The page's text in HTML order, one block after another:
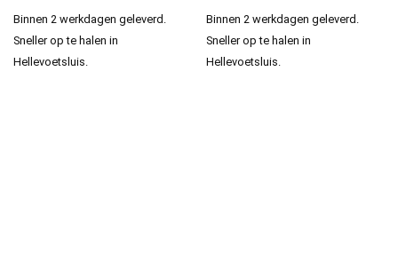
Binnen 2 werkdagen geleverd.
Sneller op te halen in
Hellevoetsluis.
Binnen 2 werkdagen geleverd.
Sneller op te halen in
Hellevoetsluis.